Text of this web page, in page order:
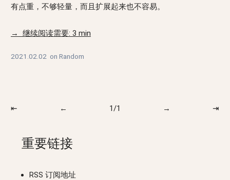
有点重，不够轻量，而且扩展起来也不容易。
→ 继续阅读需要: 3 min
2021.02.02 on Random
⇤ ← 1/1 → ⇥
重要链接
RSS 订阅地址